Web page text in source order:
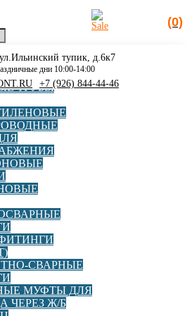
(0)
ТРУБЫ
СВАРНЫЕ
МУФТЫ ДЛЯ
ЧЕРЕЗ Ж/Б
тупик, д.6к7
дни 10:00-14:00
+7 (926) 844-44-46
оборудование»
подземный H=1,00 м
м
1000 мм